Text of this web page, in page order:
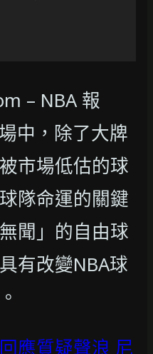
– NBA 報
中，除了大牌
市場低估的球
隊命運的關鍵
聞」的自由球
有改變NBA球
應質疑聲浪 尼